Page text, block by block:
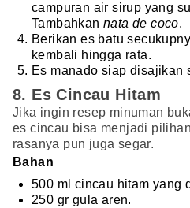
campuran air sirup yang
Tambahkan nata de coco.
Berikan es batu
kembali hingga rata.
Es manado siap disajikan
8. Es Cincau Hitam
Jika ingin resep minuman
es cincau bisa menjadi
rasanya pun juga segar.
Bahan
500 ml cincau hitam yang
250 gr gula aren.